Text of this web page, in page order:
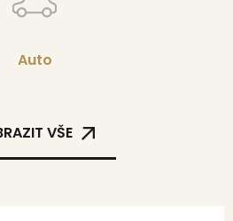
Auto
VŠE